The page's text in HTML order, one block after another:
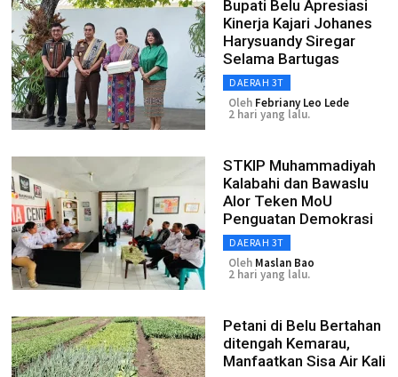
Bupati Belu Apresiasi
Kinerja Kajari Johanes
Harysuandy Siregar
Selama Bartugas
DAERAH 3T
Oleh Febriany Leo Lede
2 hari yang lalu.
STKIP Muhammadiyah
Kalabahi dan Bawaslu
Alor Teken MoU
Penguatan Demokrasi
DAERAH 3T
Oleh Maslan Bao
2 hari yang lalu.
Petani di Belu Bertahan
ditengah Kemarau,
Manfaatkan Sisa Air Kali